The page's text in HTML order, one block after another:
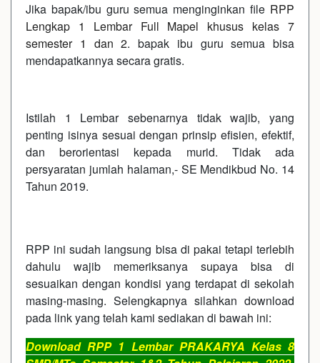
Jika bapak/ibu guru semua menginginkan file RPP
Lengkap 1 Lembar Full Mapel khusus kelas 7
semester 1 dan 2. bapak ibu guru semua bisa
mendapatkannya secara gratis.
Istilah 1 Lembar sebenarnya tidak wajib, yang
penting isinya sesuai dengan prinsip efisien, efektif,
dan berorientasi kepada murid. Tidak ada
persyaratan jumlah halaman,- SE Mendikbud No. 14
Tahun 2019.
RPP ini sudah langsung bisa di pakai tetapi terlebih
dahulu wajib memeriksanya supaya bisa di
sesuaikan dengan kondisi yang terdapat di sekolah
masing-masing. Selengkapnya silahkan download
pada link yang telah kami sediakan di bawah ini:
Download RPP 1 Lembar PRAKARYA Kelas 8